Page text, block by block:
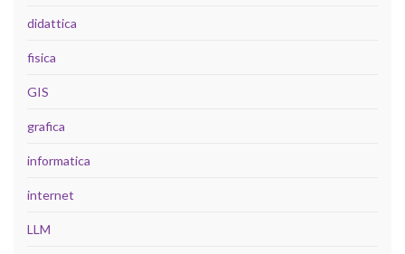
didattica
fisica
GIS
grafica
informatica
internet
LLM